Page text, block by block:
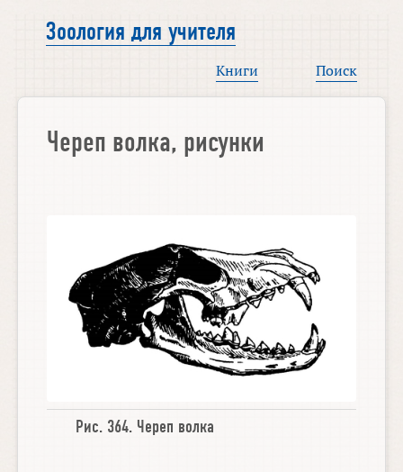
Зоология для учителя
Книги Поиск
Череп волка, рисунки
Рис. 364. Череп волка